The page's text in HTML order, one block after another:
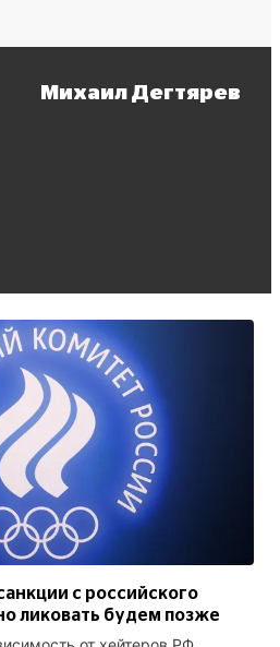
Михаил Дегтярев
с российского
ликовать будем позже